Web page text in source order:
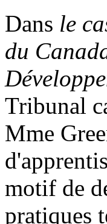
Dans le
du
Tribunal
Mme
motif de
pratiques